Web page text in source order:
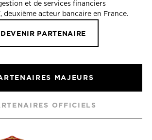
et de services financiers
deuxième acteur bancaire en France.
DEVENIR PARTENAIRE
MAJEURS
OFFICIELS